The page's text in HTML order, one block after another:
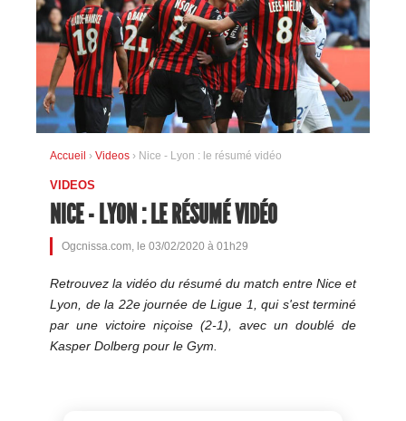
Accueil › Videos › Nice - Lyon : le résumé vidéo
VIDEOS
NICE - LYON : LE RÉSUMÉ VIDÉO
Ogcnissa.com, le 03/02/2020 à 01h29
Retrouvez la vidéo du résumé du match entre Nice et
Lyon, de la 22e journée de Ligue 1, qui s'est terminé
par une victoire niçoise (2-1), avec un doublé de
Kasper Dolberg pour le Gym.